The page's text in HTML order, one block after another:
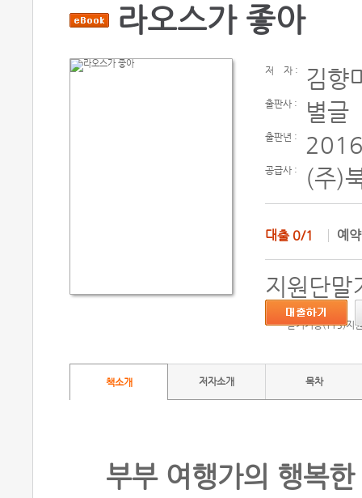
라오스가 좋아
저 자 : 김향
출판사 : 별글
출판년 :
공급사 : (주)
대출 0/1 예
지원단말
듣기기능(TTS)지
책소개 저자소개 목차
부부 여행가의 행복